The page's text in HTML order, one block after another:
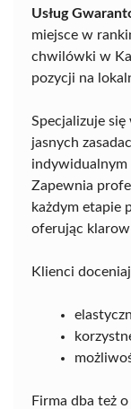
Usług
miejsce w
chwilówki w
pozycji na
Specjalizuje
jasnych
indywidualnym
Zapewnia
każdym etapie
oferując
Klienci
Firma dba też